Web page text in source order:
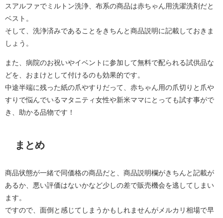
スアルファでミルトン洗浄、布系の商品は赤ちゃん用洗濯洗剤だと
ベスト。
そして、洗浄済みであることをきちんと商品説明に記載しておきま
しょう。
また、病院のお祝いやイベントに参加して無料で配られる試供品な
どを、おまけとして付けるのも効果的です。
中途半端に残った紙の爪やすりだって、赤ちゃん用の爪切りと爪や
すりで悩んでいるマタニティ女性や新米ママにとっても試す事がで
き、助かる品物です！
まとめ
商品状態が一緒で同価格の商品だと、商品説明欄がきちんと記載が
あるか、悪い評価はないかなど少しの差で販売機会を逃してしまい
ます。
ですので、面倒と感じてしまうかもしれませんがメルカリ相場で早